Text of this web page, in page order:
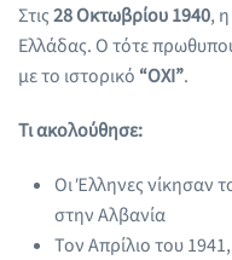
Στις28 Οκτωβρίου 1940,
Ελλάδας. Ο τότε
με το ιστορικό “ΟΧΙ”.
Τι ακολούθησε:
Οι Έλληνες νίκησαν
στην Αλβανία
Τον Απρίλιο του